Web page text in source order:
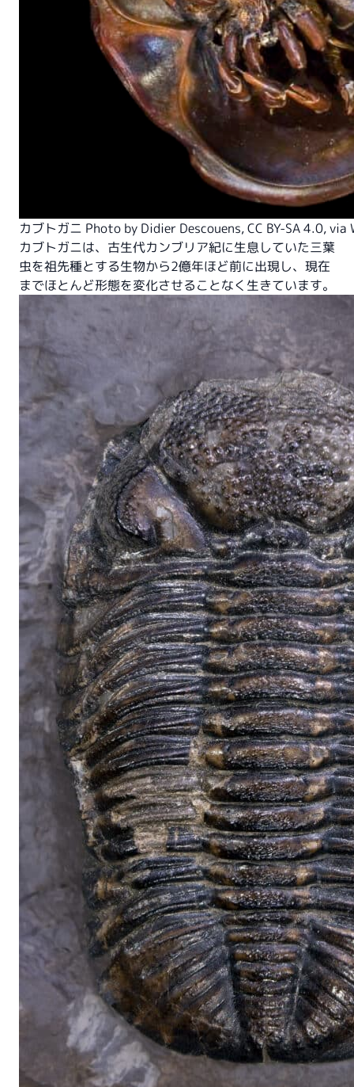
カブトガニ Photo by Didier Descouens,CC BY-SA 4.0, via
カブトガニは、古生代カンブリア紀に生息していた三葉
虫を祖先種とする生物から2億年ほど前に出現し、現在
までほとんど形態を変化させることなく生きています。